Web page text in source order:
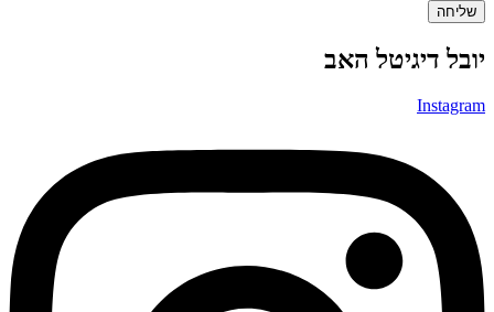
שליחה
יובל דיגיטל האב
Instagram